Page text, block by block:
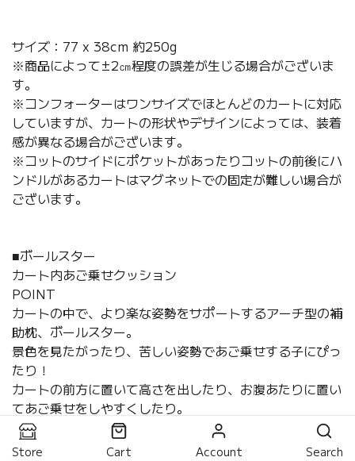
サイズ：77 x 38cm 約250g
※商品によって±2㎝程度の誤差が生じる場合がございま
す。
※コンフォーターはワンサイズでほとんどのカートに対応
していますが、カートの形状やデザインによっては、装着
感が異なる場合がございます。
※コットのサイドにポケットがあったりコットの前後にハ
ンドルがあるカートはマグネットでの固定が難しい場合が
ございます。
■ボールスター
カート内あご乗せクッション
POINT
カートの中で、より楽な姿勢をサポートするアーチ型の補
助枕、ボールスター。
景色を見たがったり、苦しい姿勢であご乗せする子にぴっ
たり！
カートの前方に置いて高さを出したり、お腹あたりに置い
てあご乗せをしやすくしたり。
なくてもいいけどあったら便利！！一回使ったら使わずに
はいられなくなるクッションです。
Store Cart Account Search